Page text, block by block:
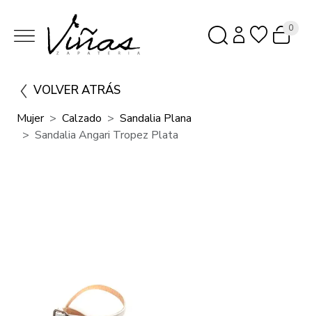
0
VOLVER ATRÁS
Mujer Calzado
Sandalia Plana
Sandalia Angari Tropez Plata